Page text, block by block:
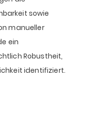
sowie
manueller
ein
Robustheit,
identifiziert.